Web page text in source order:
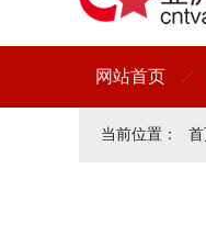
网站首页
当前位置： 首